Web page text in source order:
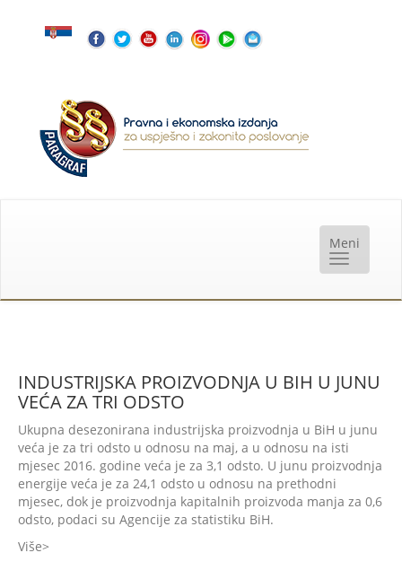
INDUSTRIJSKA PROIZVODNJA U BIH U JUNU
VEĆA ZA TRI ODSTO
Ukupna desezonirana industrijska proizvodnja u BiH u junu
veća je za tri odsto u odnosu na maj, a u odnosu na isti
mjesec 2016. godine veća je za 3,1 odsto. U junu proizvodnja
energije veća je za 24,1 odsto u odnosu na prethodni
mjesec, dok je proizvodnja kapitalnih proizvoda manja za 0,6
odsto, podaci su Agencije za statistiku BiH.
Više